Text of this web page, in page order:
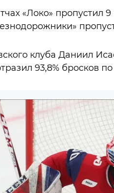
«Локо» пропустил
клуба Даниил
93,8% бросков